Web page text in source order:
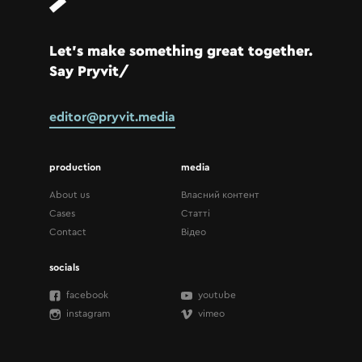
Let’s make something great together.
Say Pryvit/
editor@pryvit.media
production
About us
Cases
Contact
media
Власний контент
Статті
Відео
socials
facebook
instagram
youtube
vimeo